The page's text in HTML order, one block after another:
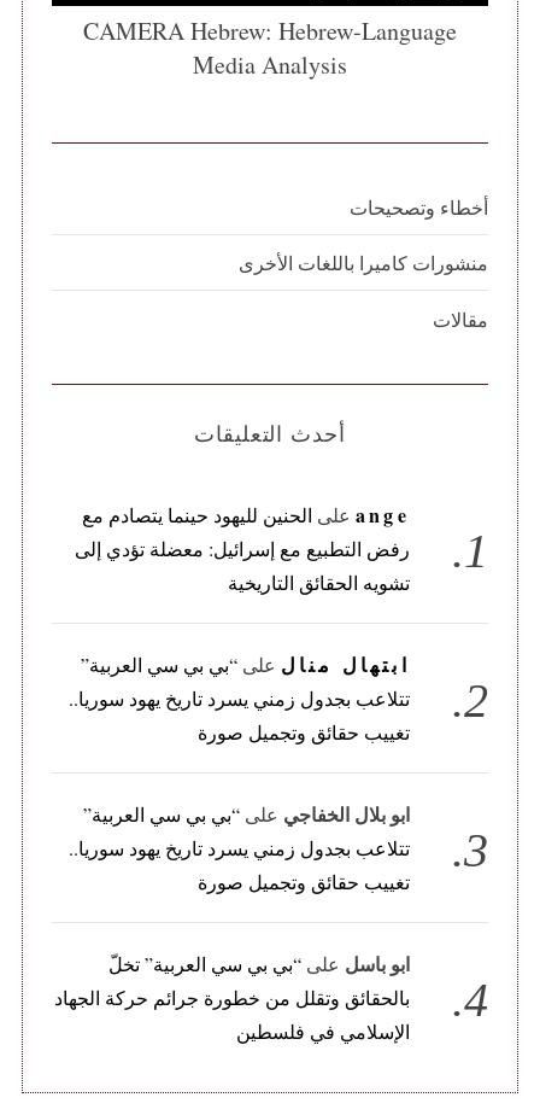
CAMERA Hebrew: Hebrew-Language
Media Analysis
أخطاء وتصحيحات
منشورات كاميرا باللغات الأخرى
مقالات
أحدث التعليقات
angeعلى الحنين لليهود حينما يتصادم مع
رفض التطبيع مع إسرائيل: معضلة تؤدي إلى
تشويه الحقائق التاريخية
ابتهال منال على“بي بي سي العربية”
تتلاعب بجدول زمني يسرد تاريخ يهود سوريا..
تغييب حقائق وتجميل صورة
ابو بلال الخفاجي على“بي بي سي العربية”
تتلاعب بجدول زمني يسرد تاريخ يهود سوريا..
تغييب حقائق وتجميل صورة
ابو باسل على“بي بي سي العربية” تخلّ
بالحقائق وتقلل من خطورة جرائم حركة الجهاد
الإسلامي في فلسطين